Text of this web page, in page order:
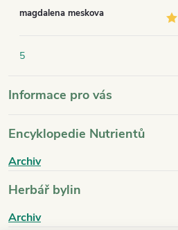
magdalena meskova
5
Informace pro vás
Encyklopedie Nutrientů
Archiv
Herbář bylin
Archiv